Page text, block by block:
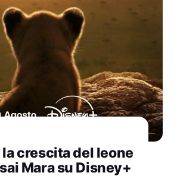
la crescita del leone
Mara su Disney+